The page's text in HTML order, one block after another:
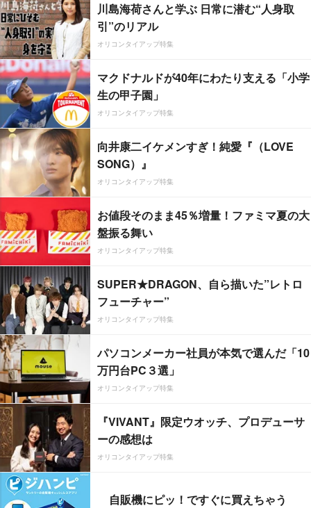
川島海荷さんと学ぶ 日常に潜む“人身取
引”のリアル
オリコンタイアップ特集
マクドナルドが40年にわたり支える「小学
生の甲子園」
オリコンタイアップ特集
向井康二イケメンすぎ！純愛『（LOVE
SONG）』
オリコンタイアップ特集
お値段そのまま45％増量！ファミマ夏の大
盤振る舞い
オリコンタイアップ特集
SUPER★DRAGON、自ら描いた”レトロ
フューチャー”
オリコンタイアップ特集
パソコンメーカー社員が本気で選んだ「10
万円台PC３選」
オリコンタイアップ特集
『VIVANT』限定ウオッチ、プロデューサ
ーの感想は
オリコンタイアップ特集
自販機にピッ！ですぐに買えちゃう